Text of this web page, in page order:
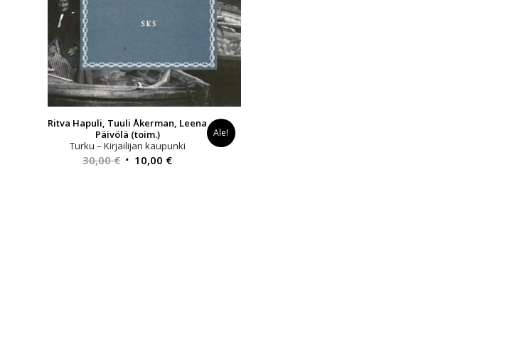
Ritva Hapuli, Tuuli Åkerman, Leena
Päivölä (toim.)
Turku – Kirjailijan kaupunki
30,00€ Alkuperäinen
10,00 €Nykyinen
Ale!